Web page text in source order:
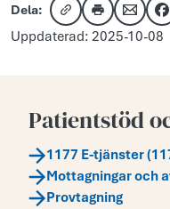
Dela:
Kopiera länk
Skriv utDela
Uppdaterad: 2025-10-08
Patientstöd
1177 E-tjänster
Mottagningar och
Provtagning